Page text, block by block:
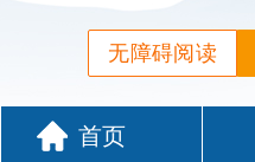
无障碍阅读
首页